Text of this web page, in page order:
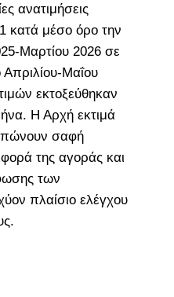
ανατιμήσεις
κατά μέσο όρο την
Μαρτίου 2026 σε
Απριλίου-Μαΐου
εκτοξεύθηκαν
Η Αρχή εκτιμά
σαφή
της αγοράς και
των
πλαίσιο ελέγχου